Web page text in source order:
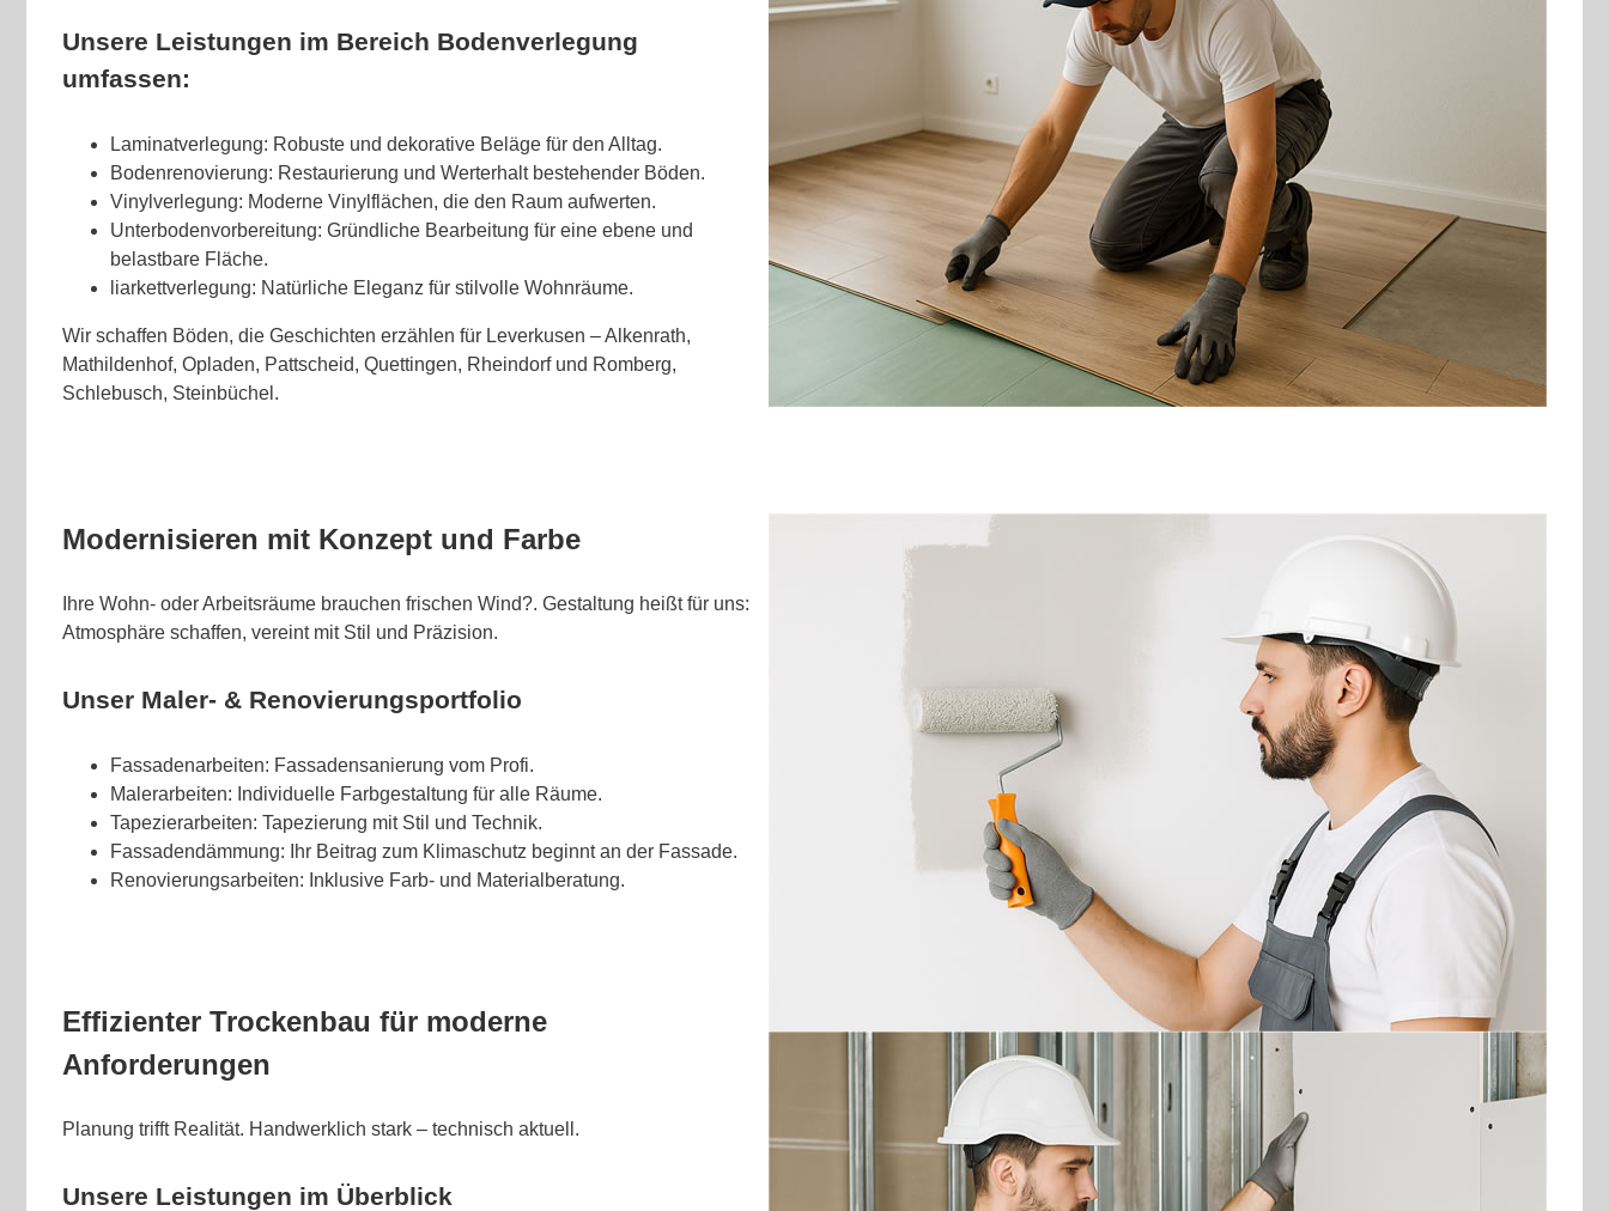
Unsere Leistungen im Bereich Bodenverlegung
umfassen:
Laminatverlegung: Robuste und dekorative Beläge für den Alltag.
Bodenrenovierung: Restaurierung und Werterhalt bestehender Böden.
Vinylverlegung: Moderne Vinylflächen, die den Raum aufwerten.
Unterbodenvorbereitung: Gründliche Bearbeitung für eine ebene und
belastbare Fläche.
liarkettverlegung: Natürliche Eleganz für stilvolle Wohnräume.
Wir schaffen Böden, die Geschichten erzählen für Leverkusen – Alkenrath,
Mathildenhof, Opladen, Pattscheid, Quettingen, Rheindorf und Romberg,
Schlebusch, Steinbüchel.
Modernisieren mit Konzept und Farbe
Ihre Wohn- oder Arbeitsräume brauchen frischen Wind?. Gestaltung heißt für uns:
Atmosphäre schaffen, vereint mit Stil und Präzision.
Unser Maler- & Renovierungsportfolio
Fassadenarbeiten: Fassadensanierung vom Profi.
Malerarbeiten: Individuelle Farbgestaltung für alle Räume.
Tapezierarbeiten: Tapezierung mit Stil und Technik.
Fassadendämmung: Ihr Beitrag zum Klimaschutz beginnt an der Fassade.
Renovierungsarbeiten: Inklusive Farb- und Materialberatung.
Effizienter Trockenbau für moderne
Anforderungen
Planung trifft Realität. Handwerklich stark – technisch aktuell.
Unsere Leistungen im Überblick